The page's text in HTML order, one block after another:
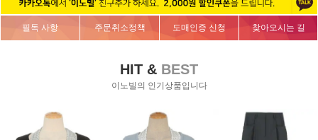
필독 사항 주문취소정책 도매인증 신청 찾아오시는 길
HIT & BEST
이노빌의 인기상품입니다